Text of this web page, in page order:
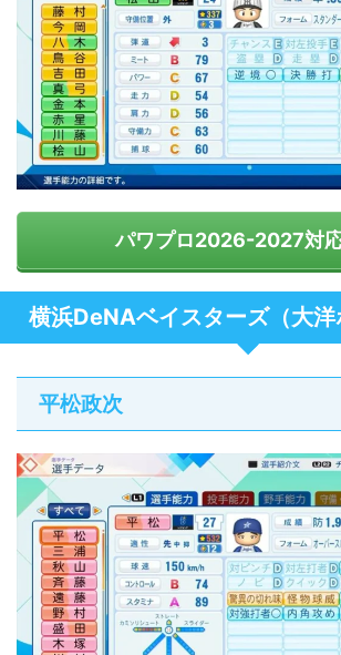
パワプロ2026-2027対
横浜DeNAベイスターズ（大洋
平松政次